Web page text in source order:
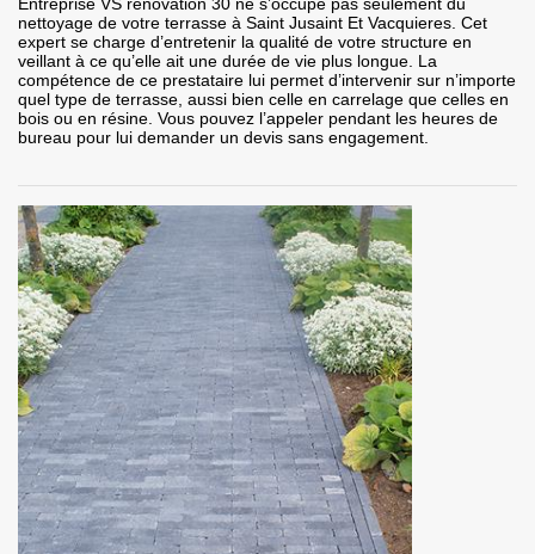
Entreprise VS rénovation 30 ne s’occupe pas seulement du
nettoyage de votre terrasse à Saint Jusaint Et Vacquieres. Cet
expert se charge d’entretenir la qualité de votre structure en
veillant à ce qu’elle ait une durée de vie plus longue. La
compétence de ce prestataire lui permet d’intervenir sur n’importe
quel type de terrasse, aussi bien celle en carrelage que celles en
bois ou en résine. Vous pouvez l’appeler pendant les heures de
bureau pour lui demander un devis sans engagement.